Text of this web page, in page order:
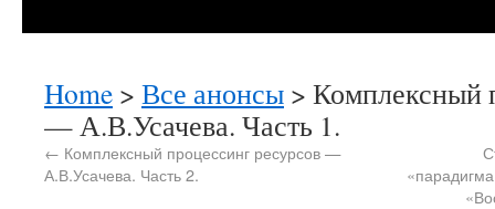
Home > Все анонсы > Комплексный
— А.В.Усачева. Часть 1.
← Комплексный процессинг ресурсов —
А.В.Усачева. Часть 2.